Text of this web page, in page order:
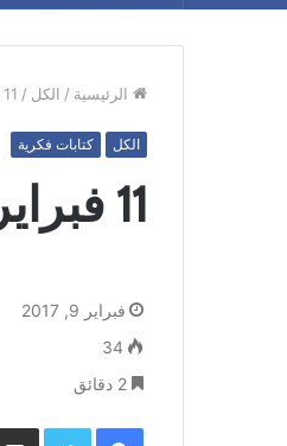
الرئيسية / الكل / 11 فبراير ..أحلام مسروقة
الكل كتابات فكرية
11 فبراير ..أحلام مسروقة
فبراير 9, 2017
34
فيسبوك تويتر